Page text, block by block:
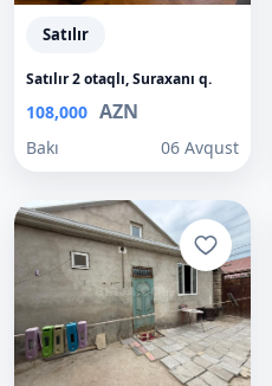
Satılır
Satılır 2 otaqlı, Suraxanı q.
108,000 AZN
Bakı 06 Avqust